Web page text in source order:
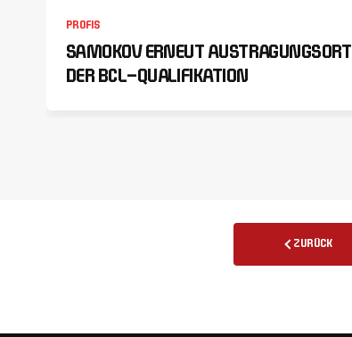
PROFIS
SAMOKOV ERNEUT AUSTRAGUNGSORT
DER BCL-QUALIFIKATION
ZURÜCK